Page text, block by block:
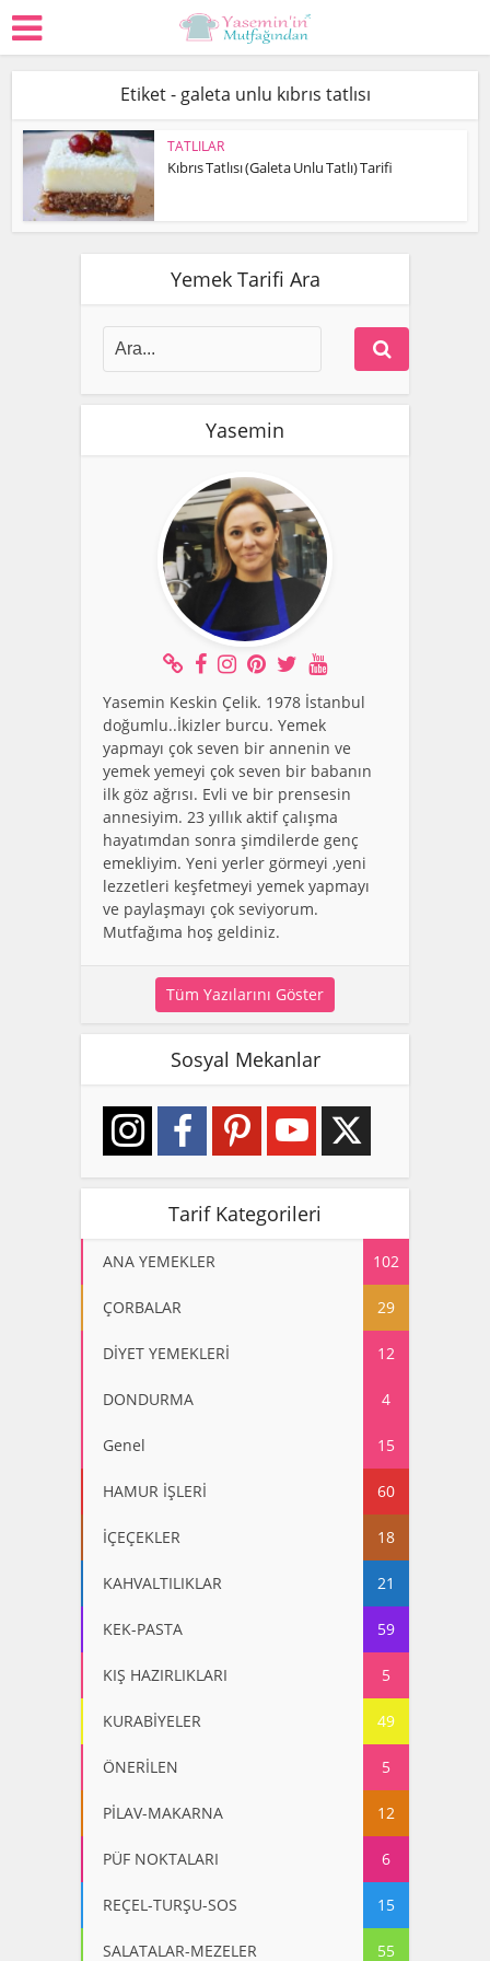
Etiket - galeta unlu kıbrıs tatlısı
TATLILAR
Kıbrıs Tatlısı (Galeta Unlu Tatlı) Tarifi
Yemek Tarifi Ara
Yasemin
Yasemin Keskin Çelik. 1978 İstanbul
doğumlu..İkizler burcu. Yemek
yapmayı çok seven bir annenin ve
yemek yemeyi çok seven bir babanın
ilk göz ağrısı. Evli ve bir prensesin
annesiyim. 23 yıllık aktif çalışma
hayatımdan sonra şimdilerde genç
emekliyim. Yeni yerler görmeyi ,yeni
lezzetleri keşfetmeyi yemek yapmayı
ve paylaşmayı çok seviyorum.
Mutfağıma hoş geldiniz.
Tüm Yazılarını Göster
Sosyal Mekanlar
Tarif Kategorileri
ANA YEMEKLER 102
ÇORBALAR 29
DİYET YEMEKLERİ 12
DONDURMA 4
Genel 15
HAMUR İŞLERİ 60
İÇEÇEKLER 18
KAHVALTILIKLAR 21
KEK-PASTA 59
KIŞ HAZIRLIKLARI 5
KURABİYELER 49
ÖNERİLEN 5
PİLAV-MAKARNA 12
PÜF NOKTALARI 6
REÇEL-TURŞU-SOS 15
SALATALAR-MEZELER 55